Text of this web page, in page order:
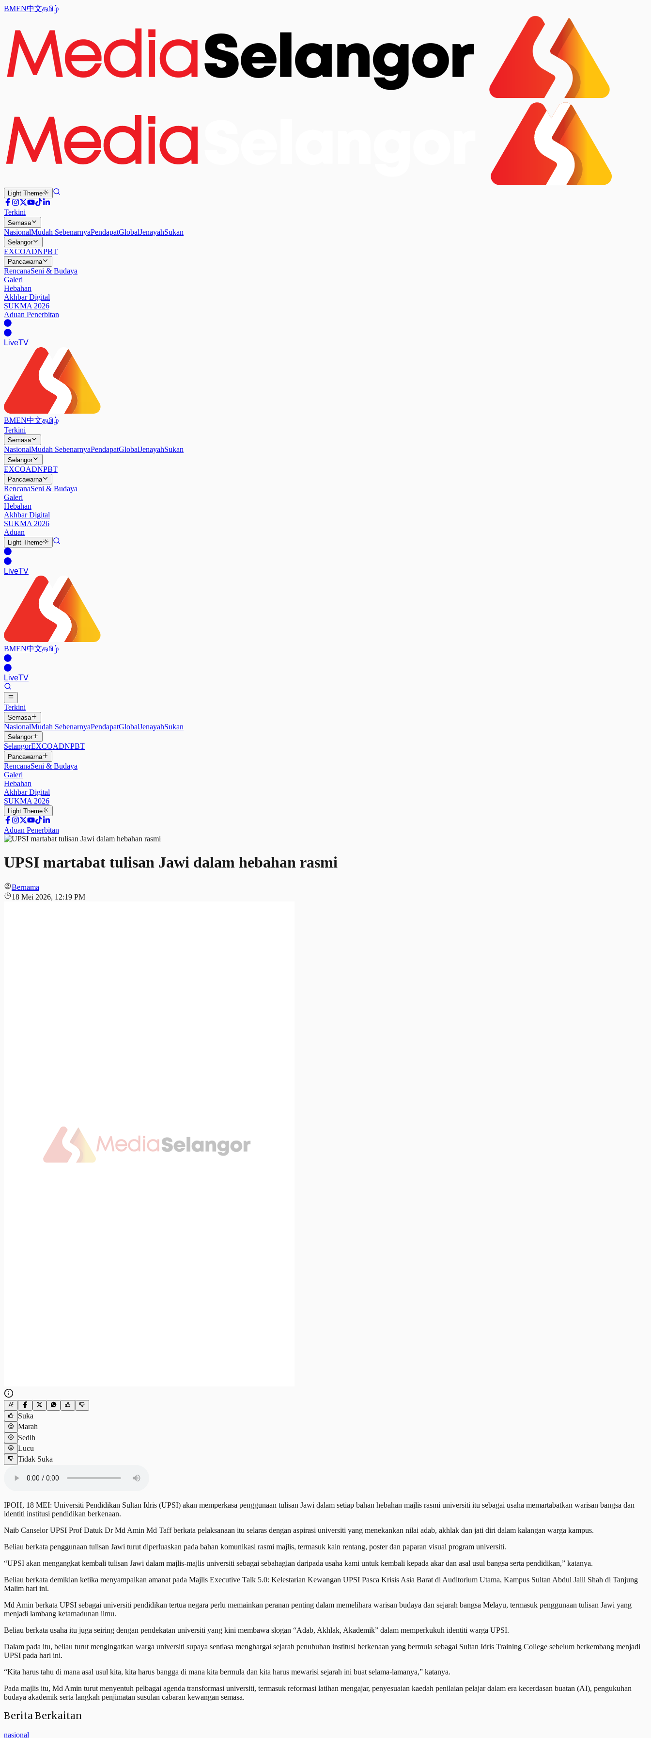
BMEN中文தமிழ்
Light Theme
Terkini
Semasa
NasionalMudah SebenarnyaPendapatGlobalJenayahSukan
Selangor
EXCOADNPBT
Pancawarna
RencanaSeni & Budaya
Galeri
Hebahan
Akhbar Digital
SUKMA 2026
Aduan Penerbitan
LiveTV
BMEN中文தமிழ்
Terkini
Semasa
NasionalMudah SebenarnyaPendapatGlobalJenayahSukan
Selangor
EXCOADNPBT
Pancawarna
RencanaSeni & Budaya
Galeri
Hebahan
Akhbar Digital
SUKMA 2026
Aduan
Light Theme
LiveTV
BMEN中文தமிழ்
LiveTV
Terkini
Semasa
NasionalMudah SebenarnyaPendapatGlobalJenayahSukan
Selangor
SelangorEXCOADNPBT
Pancawarna
RencanaSeni & Budaya
Galeri
Hebahan
Akhbar Digital
SUKMA 2026
Light Theme
Aduan Penerbitan
UPSI martabat tulisan Jawi dalam hebahan rasmi
Bernama
18 Mei 2026, 12:19 PM
Suka
Marah
Sedih
Lucu
Tidak Suka
IPOH, 18 MEI: Universiti Pendidikan Sultan Idris (UPSI) akan memperkasa penggunaan tulisan Jawi dalam setiap bahan hebahan majlis rasmi universiti itu sebagai usaha memartabatkan warisan bangsa dan
identiti institusi pendidikan berkenaan.
Naib Canselor UPSI Prof Datuk Dr Md Amin Md Taff berkata pelaksanaan itu selaras dengan aspirasi universiti yang menekankan nilai adab, akhlak dan jati diri dalam kalangan warga kampus.
Beliau berkata penggunaan tulisan Jawi turut diperluaskan pada bahan komunikasi rasmi majlis, termasuk kain rentang, poster dan paparan visual program universiti.
“UPSI akan mengangkat kembali tulisan Jawi dalam majlis-majlis universiti sebagai sebahagian daripada usaha kami untuk kembali kepada akar dan asal usul bangsa serta pendidikan,” katanya.
Beliau berkata demikian ketika menyampaikan amanat pada Majlis Executive Talk 5.0: Kelestarian Kewangan UPSI Pasca Krisis Asia Barat di Auditorium Utama, Kampus Sultan Abdul Jalil Shah di Tanjung
Malim hari ini.
Md Amin berkata UPSI sebagai universiti pendidikan tertua negara perlu memainkan peranan penting dalam memelihara warisan budaya dan sejarah bangsa Melayu, termasuk penggunaan tulisan Jawi yang
menjadi lambang ketamadunan ilmu.
Beliau berkata usaha itu juga seiring dengan pendekatan universiti yang kini membawa slogan “Adab, Akhlak, Akademik” dalam memperkukuh identiti warga UPSI.
Dalam pada itu, beliau turut mengingatkan warga universiti supaya sentiasa menghargai sejarah penubuhan institusi berkenaan yang bermula sebagai Sultan Idris Training College sebelum berkembang menjadi
UPSI pada hari ini.
“Kita harus tahu di mana asal usul kita, kita harus bangga di mana kita bermula dan kita harus mewarisi sejarah ini buat selama-lamanya,” katanya.
Pada majlis itu, Md Amin turut menyentuh pelbagai agenda transformasi universiti, termasuk reformasi latihan mengajar, penyesuaian kaedah penilaian pelajar dalam era kecerdasan buatan (AI), pengukuhan
budaya akademik serta langkah penjimatan susulan cabaran kewangan semasa.
Berita Berkaitan
nasional